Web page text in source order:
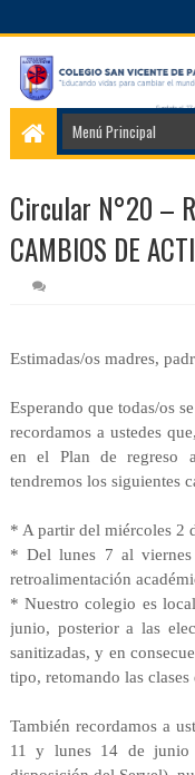
Circular N°20 –
CAMBIOS DE
Estimadas/os madres,
Esperando que todas/os
recordamos a ustedes
en el Plan de regreso
tendremos los siguientes
* A partir del miércoles 2
* Del lunes 7 al viernes
retroalimentación
* Nuestro colegio es
junio, posterior a las
sanitizadas, y en
tipo, retomando las
También recordamos a
11 y lunes 14 de junio